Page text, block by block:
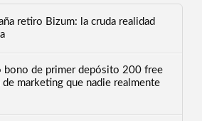
retiro Bizum: la cruda realidad
bono de primer depósito 200 free
de marketing que nadie realmente